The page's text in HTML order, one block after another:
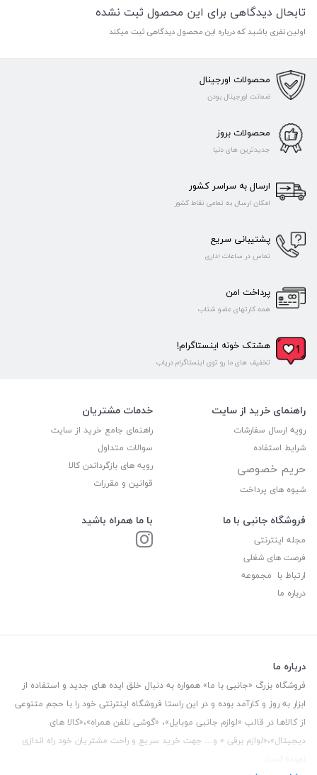
تابحال دیدگاهی برای این محصول ثبت نشده
اولین نفری باشید که درباره این محصول دیدگاهی ثبت میکند
محصولات اورجینال
ضمانت اورجینال بودن
محصولات بروز
جدیدترین های دنیا
ارسال به سراسر کشور
امکان ارسال به تمامی نقاط کشور
پشتیبانی سریع
تماس در ساعات اداری
پرداخت امن
همه کارتهای عضو شتاب
هشتک خونه اینستاگرام!
تخفیف های ما رو توی اینستاگرام دریاب
راهنمای خرید از سایت
رویه ارسال سفارشات
شرایط استفاده
حریم خصوصی
شیوه های پرداخت
خدمات مشتریان
راهنمای جامع خرید از سایت
سوالات متداول
رویه های بازگرداندن کالا
قوانین و مقررات
فروشگاه جانبی با ما
مجله اینترنتی
فرصت های شغلی
ارتباط با مجموعه
درباره ما
با ما همراه باشید
درباره ما
فروشگاه بزرگ «جانبی با ما» همواره به دنبال خلق ایده های جدید و استفاده از
ابزار به روز و کارآمد بوده و در این راستا فروشگاه اینترنتی خود را با حجم متنوعی
از کالاها در قالب «لوازم جانبی موبایل»، «گوشی تلفن همراه»،«کالا های
دیجیتال»،«لوازم برقی » و… جهت خرید سریع و راحت مشتریان خود راه اندازی